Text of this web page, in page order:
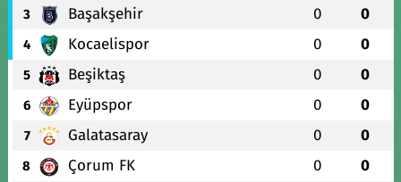
3 Başakşehir 0 0
4 Kocaelispor 0 0
5 Beşiktaş 0 0
6 Eyüpspor 0 0
7 Galatasaray 0 0
8 Çorum FK 0 0